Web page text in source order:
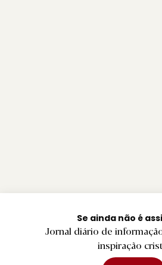
Se ainda não é
Jornal diário de
inspiração